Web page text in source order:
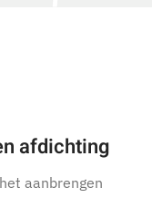
afdichting
aanbrengen